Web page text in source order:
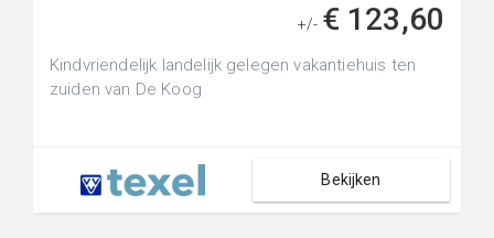
+/- € 123,60
Kindvriendelijk landelijk gelegen vakantiehuis ten
zuiden van De Koog
Bekijken